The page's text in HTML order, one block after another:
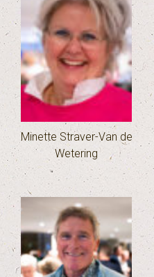
Minette Straver-Van de
Wetering